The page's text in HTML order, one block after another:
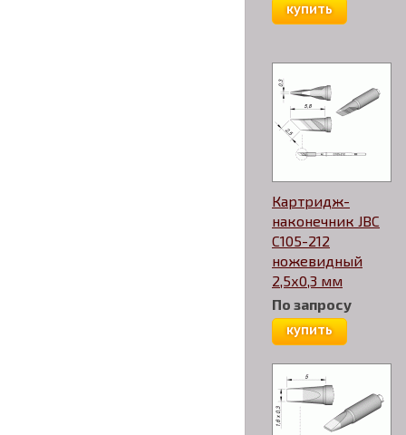
купить
Картридж-
наконечник JBC
C105-212
ножевидный
2,5х0,3 мм
По запросу
купить